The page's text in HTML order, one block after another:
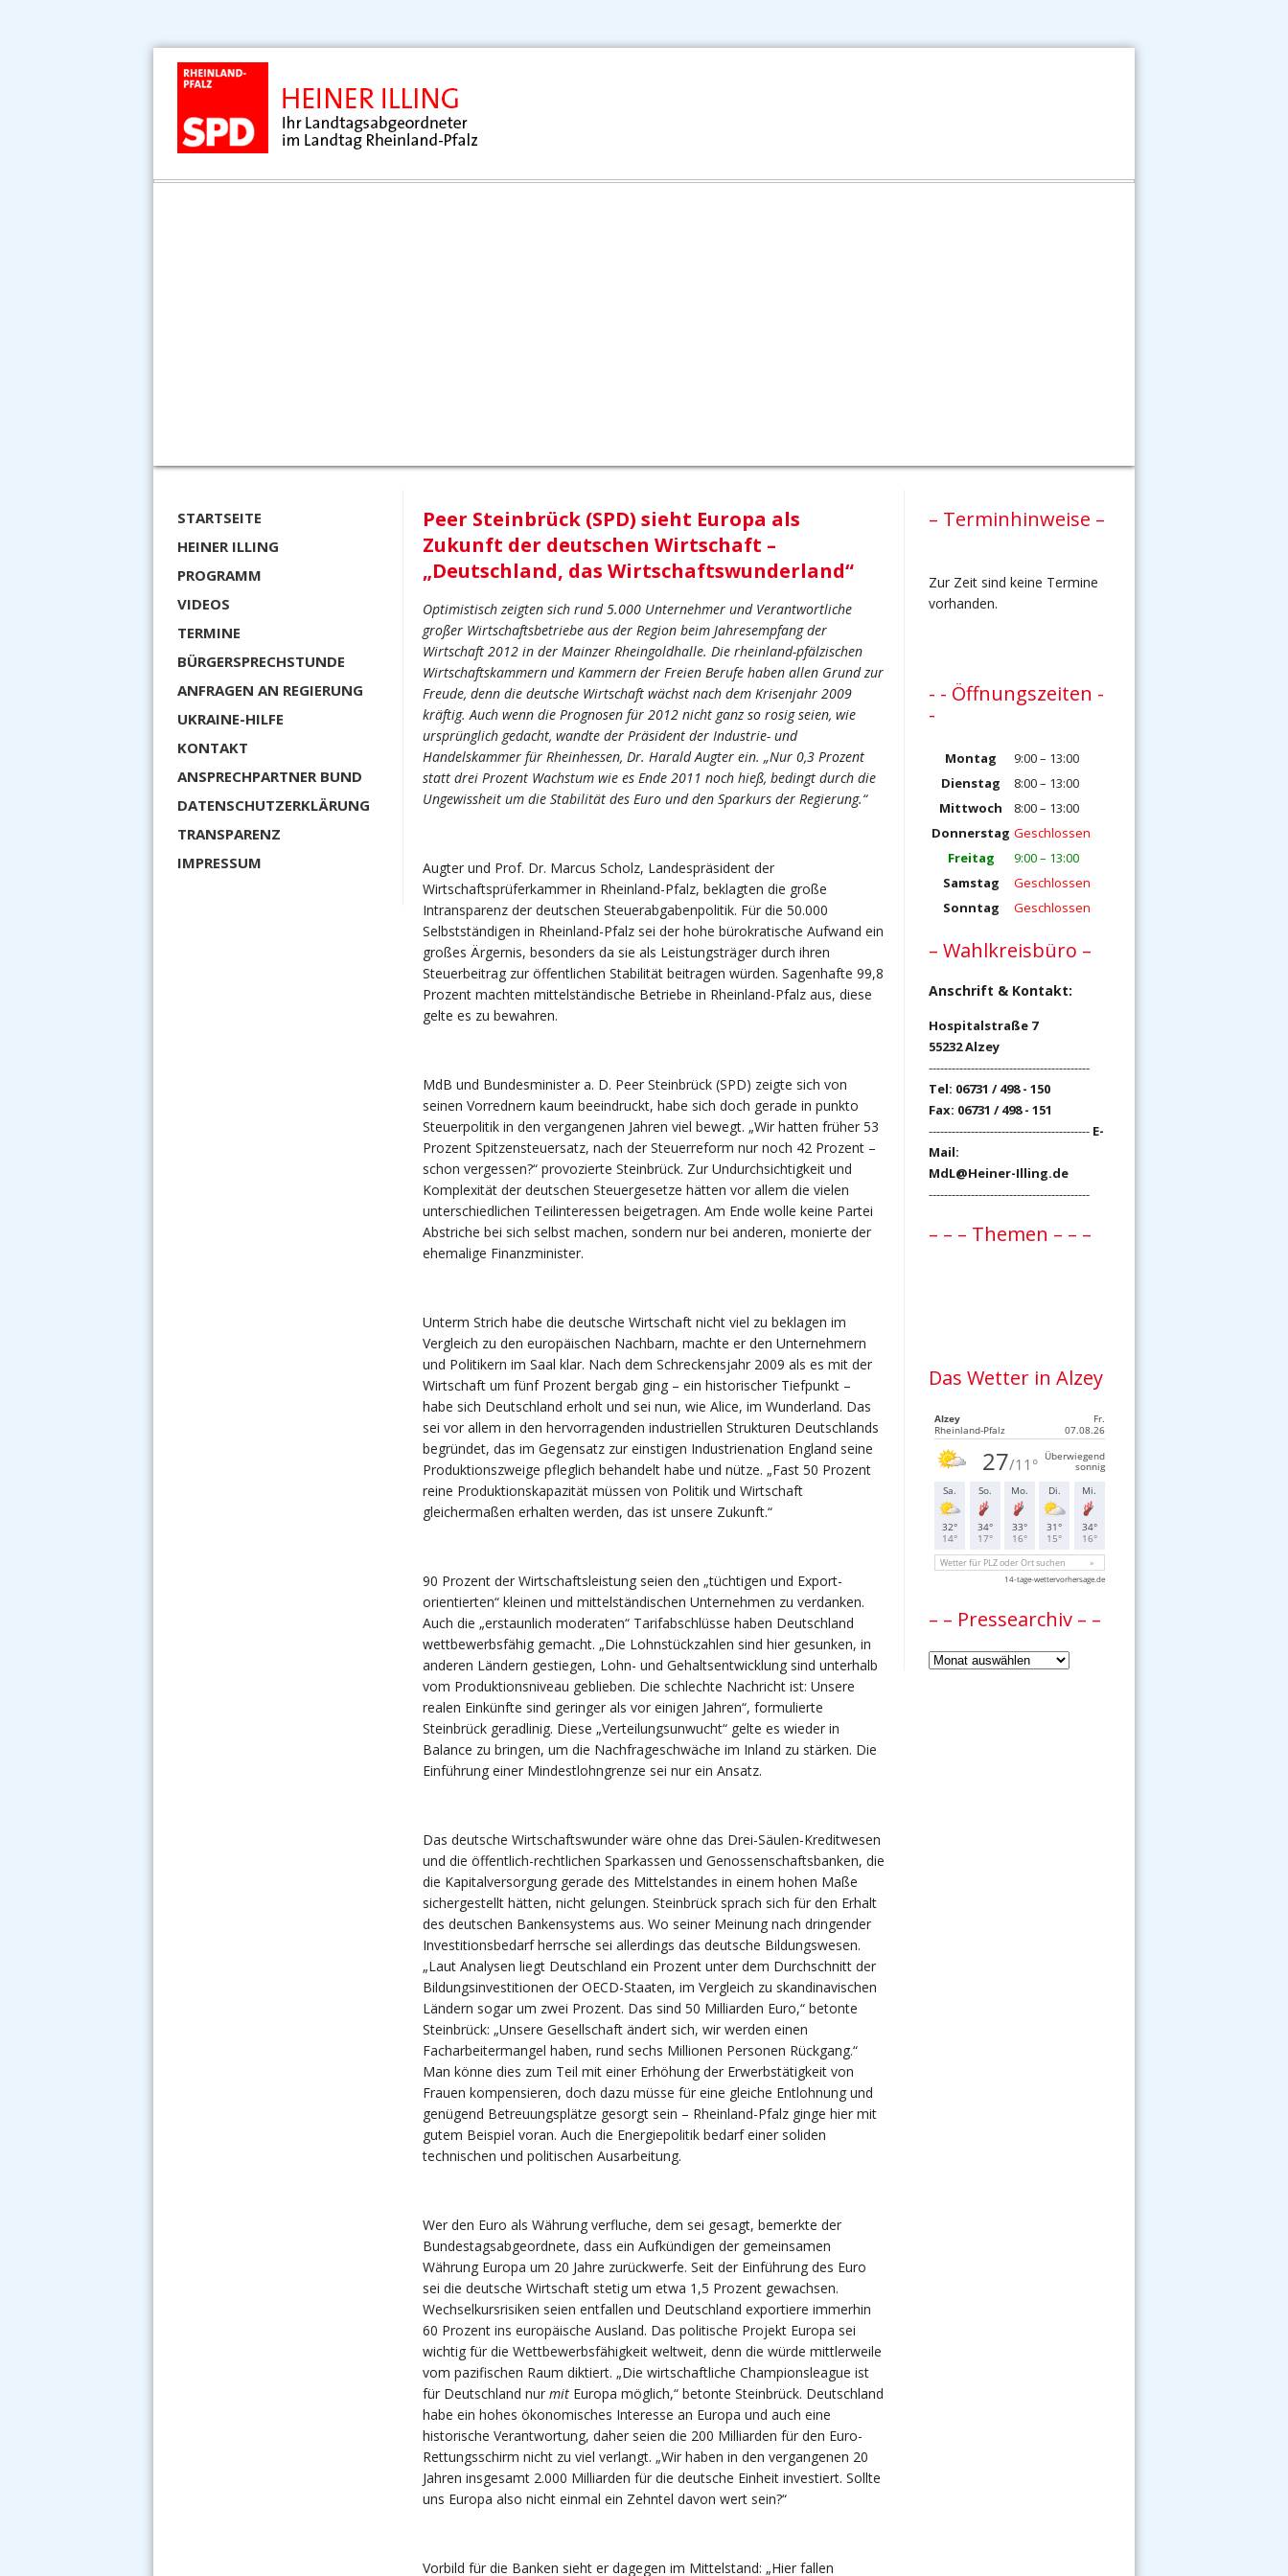
STARTSEITE
HEINER ILLING
PROGRAMM
VIDEOS
TERMINE
BÜRGERSPRECHSTUNDE
ANFRAGEN AN REGIERUNG
UKRAINE-HILFE
KONTAKT
ANSPRECHPARTNER BUND
DATENSCHUTZERKLÄRUNG
TRANSPARENZ
IMPRESSUM
Peer Steinbrück (SPD) sieht Europa als
Zukunft der deutschen Wirtschaft –
„Deutschland, das Wirtschaftswunderland“
Optimistisch zeigten sich rund 5.000 Unternehmer und Verantwortliche
großer Wirtschaftsbetriebe aus der Region beim Jahresempfang der
Wirtschaft 2012 in der Mainzer Rheingoldhalle. Die rheinland-pfälzischen
Wirtschaftskammern und Kammern der Freien Berufe haben allen Grund zur
Freude, denn die deutsche Wirtschaft wächst nach dem Krisenjahr 2009
kräftig. Auch wenn die Prognosen für 2012 nicht ganz so rosig seien, wie
ursprünglich gedacht, wandte der Präsident der Industrie- und
Handelskammer für Rheinhessen, Dr. Harald Augter ein. „Nur 0,3 Prozent
statt drei Prozent Wachstum wie es Ende 2011 noch hieß, bedingt durch die
Ungewissheit um die Stabilität des Euro und den Sparkurs der Regierung.“
Augter und Prof. Dr. Marcus Scholz, Landespräsident der
Wirtschaftsprüferkammer in Rheinland-Pfalz, beklagten die große
Intransparenz der deutschen Steuerabgabenpolitik. Für die 50.000
Selbstständigen in Rheinland-Pfalz sei der hohe bürokratische Aufwand ein
großes Ärgernis, besonders da sie als Leistungsträger durch ihren
Steuerbeitrag zur öffentlichen Stabilität beitragen würden. Sagenhafte 99,8
Prozent machten mittelständische Betriebe in Rheinland-Pfalz aus, diese
gelte es zu bewahren.
MdB und Bundesminister a. D. Peer Steinbrück (SPD) zeigte sich von
seinen Vorrednern kaum beeindruckt, habe sich doch gerade in punkto
Steuerpolitik in den vergangenen Jahren viel bewegt. „Wir hatten früher 53
Prozent Spitzensteuersatz, nach der Steuerreform nur noch 42 Prozent –
schon vergessen?“ provozierte Steinbrück. Zur Undurchsichtigkeit und
Komplexität der deutschen Steuergesetze hätten vor allem die vielen
unterschiedlichen Teilinteressen beigetragen. Am Ende wolle keine Partei
Abstriche bei sich selbst machen, sondern nur bei anderen, monierte der
ehemalige Finanzminister.
Unterm Strich habe die deutsche Wirtschaft nicht viel zu beklagen im
Vergleich zu den europäischen Nachbarn, machte er den Unternehmern
und Politikern im Saal klar. Nach dem Schreckensjahr 2009 als es mit der
Wirtschaft um fünf Prozent bergab ging – ein historischer Tiefpunkt –
habe sich Deutschland erholt und sei nun, wie Alice, im Wunderland. Das
sei vor allem in den hervorragenden industriellen Strukturen Deutschlands
begründet, das im Gegensatz zur einstigen Industrienation England seine
Produktionszweige pfleglich behandelt habe und nütze. „Fast 50 Prozent
reine Produktionskapazität müssen von Politik und Wirtschaft
gleichermaßen erhalten werden, das ist unsere Zukunft.“
90 Prozent der Wirtschaftsleistung seien den „tüchtigen und Export-
orientierten“ kleinen und mittelständischen Unternehmen zu verdanken.
Auch die „erstaunlich moderaten“ Tarifabschlüsse haben Deutschland
wettbewerbsfähig gemacht. „Die Lohnstückzahlen sind hier gesunken, in
anderen Ländern gestiegen, Lohn- und Gehaltsentwicklung sind unterhalb
vom Produktionsniveau geblieben. Die schlechte Nachricht ist: Unsere
realen Einkünfte sind geringer als vor einigen Jahren“, formulierte
Steinbrück geradlinig. Diese „Verteilungsunwucht“ gelte es wieder in
Balance zu bringen, um die Nachfrageschwäche im Inland zu stärken. Die
Einführung einer Mindestlohngrenze sei nur ein Ansatz.
Das deutsche Wirtschaftswunder wäre ohne das Drei-Säulen-Kreditwesen
und die öffentlich-rechtlichen Sparkassen und Genossenschaftsbanken, die
die Kapitalversorgung gerade des Mittelstandes in einem hohen Maße
sichergestellt hätten, nicht gelungen. Steinbrück sprach sich für den Erhalt
des deutschen Bankensystems aus. Wo seiner Meinung nach dringender
Investitionsbedarf herrsche sei allerdings das deutsche Bildungswesen.
„Laut Analysen liegt Deutschland ein Prozent unter dem Durchschnitt der
Bildungsinvestitionen der OECD-Staaten, im Vergleich zu skandinavischen
Ländern sogar um zwei Prozent. Das sind 50 Milliarden Euro,“ betonte
Steinbrück: „Unsere Gesellschaft ändert sich, wir werden einen
Facharbeitermangel haben, rund sechs Millionen Personen Rückgang.“
Man könne dies zum Teil mit einer Erhöhung der Erwerbstätigkeit von
Frauen kompensieren, doch dazu müsse für eine gleiche Entlohnung und
genügend Betreuungsplätze gesorgt sein – Rheinland-Pfalz ginge hier mit
gutem Beispiel voran. Auch die Energiepolitik bedarf einer soliden
technischen und politischen Ausarbeitung.
Wer den Euro als Währung verfluche, dem sei gesagt, bemerkte der
Bundestagsabgeordnete, dass ein Aufkündigen der gemeinsamen
Währung Europa um 20 Jahre zurückwerfe. Seit der Einführung des Euro
sei die deutsche Wirtschaft stetig um etwa 1,5 Prozent gewachsen.
Wechselkursrisiken seien entfallen und Deutschland exportiere immerhin
60 Prozent ins europäische Ausland. Das politische Projekt Europa sei
wichtig für die Wettbewerbsfähigkeit weltweit, denn die würde mittlerweile
vom pazifischen Raum diktiert. „Die wirtschaftliche Championsleague ist
für Deutschland nur mit Europa möglich,“ betonte Steinbrück. Deutschland
habe ein hohes ökonomisches Interesse an Europa und auch eine
historische Verantwortung, daher seien die 200 Milliarden für den Euro-
Rettungsschirm nicht zu viel verlangt. „Wir haben in den vergangenen 20
Jahren insgesamt 2.000 Milliarden für die deutsche Einheit investiert. Sollte
uns Europa also nicht einmal ein Zehntel davon wert sein?“
Vorbild für die Banken sieht er dagegen im Mittelstand: „Hier fallen
– Terminhinweise –
Zur Zeit sind keine Termine
vorhanden.
- - Öffnungszeiten -
-
Montag
9:00 – 13:00
Dienstag
8:00 – 13:00
Mittwoch
8:00 – 13:00
Donnerstag Geschlossen
Freitag
9:00 – 13:00
Samstag
Geschlossen
Sonntag
Geschlossen
– Wahlkreisbüro –
Anschrift & Kontakt:
Hospitalstraße 7
55232 Alzey
------------------------------------------
Tel: 06731 / 498 - 150
Fax: 06731 / 498 - 151
------------------------------------------ E-
Mail:
MdL@Heiner-Illing.de
------------------------------------------
– – – Themen – – –
Das Wetter in Alzey
– – Pressearchiv – –